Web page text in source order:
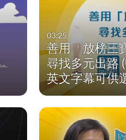
03:25
善用「放榜三
尋找多元出路
英文字幕可供